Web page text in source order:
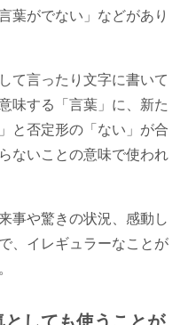
葉がでない」などがあり
て言ったり文字に書いて
味する「言葉」に、新た
と否定形の「ない」が合
ないことの意味で使われ
事や驚きの状況、感動し
、イレギュラーなことが